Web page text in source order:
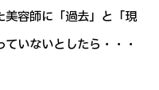
美容師に「過去」と「現
いないとしたら・・・